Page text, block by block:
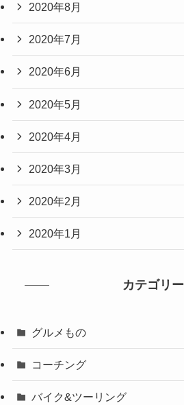
2020年8月
2020年7月
2020年6月
2020年5月
2020年4月
2020年3月
2020年2月
2020年1月
カテゴリー
グルメもの
コーチング
バイク&ツーリング